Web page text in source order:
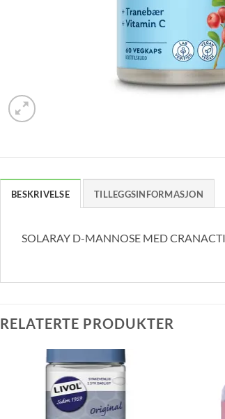
BESKRIVELSE TILLEGGSINFORMASJON
SOLARAY D-MANNOSE MED
RELATERTE PRODUKTER